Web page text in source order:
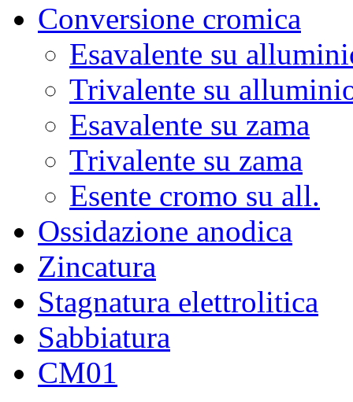
Conversione cromica
Esavalente su
Trivalente su
Esavalente su zama
Trivalente su zama
Esente cromo su all.
Ossidazione anodica
Zincatura
Stagnatura elettrolitica
Sabbiatura
CM01